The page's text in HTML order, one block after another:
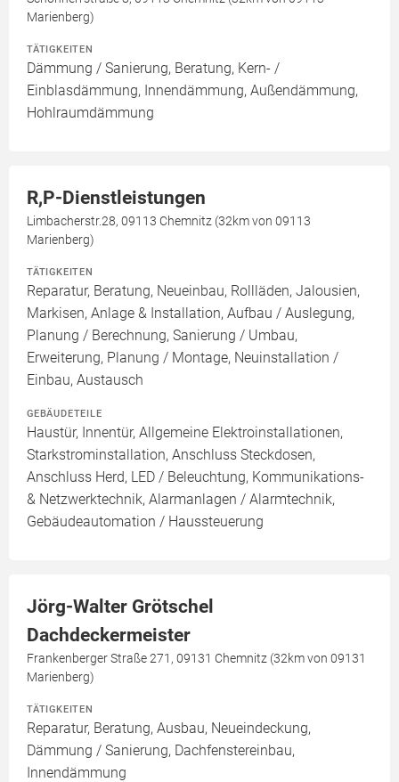
Marienberg)
TÄTIGKEITEN
Dämmung / Sanierung, Beratung, Kern- /
Einblasdämmung, Innendämmung, Außendämmung,
Hohlraumdämmung
R,P-Dienstleistungen
Limbacherstr.28, 09113 Chemnitz (32km von 09113
Marienberg)
TÄTIGKEITEN
Reparatur, Beratung, Neueinbau, Rollläden, Jalousien,
Markisen, Anlage & Installation, Aufbau / Auslegung,
Planung / Berechnung, Sanierung / Umbau,
Erweiterung, Planung / Montage, Neuinstallation /
Einbau, Austausch
GEBÄUDETEILE
Haustür, Innentür, Allgemeine Elektroinstallationen,
Starkstrominstallation, Anschluss Steckdosen,
Anschluss Herd, LED / Beleuchtung, Kommunikations-
& Netzwerktechnik, Alarmanlagen / Alarmtechnik,
Gebäudeautomation / Haussteuerung
Jörg-Walter Grötschel
Dachdeckermeister
Frankenberger Straße 271, 09131 Chemnitz (32km von 09131
Marienberg)
TÄTIGKEITEN
Reparatur, Beratung, Ausbau, Neueindeckung,
Dämmung / Sanierung, Dachfenstereinbau,
Innendämmung